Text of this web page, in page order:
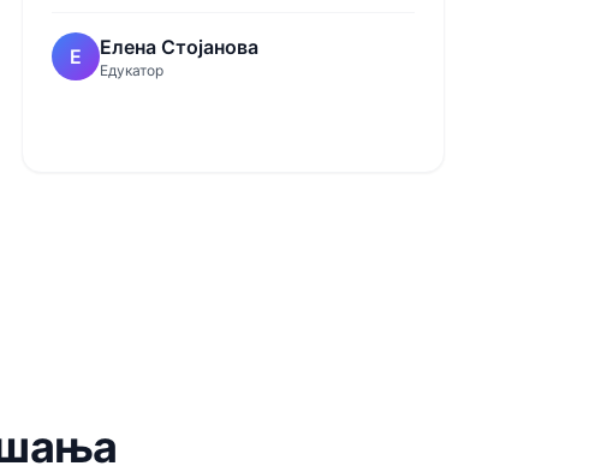
Е Елена Стојанова
Едукатор